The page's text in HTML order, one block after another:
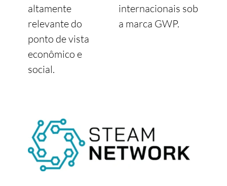
altamente
relevante do
ponto de vista
econômico e
social.
internacionais sob
a marca GWP.